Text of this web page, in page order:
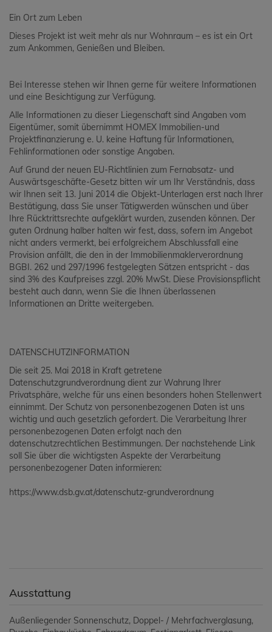
Ein Ort zum Leben
Dieses Projekt ist weit mehr als nur Wohnraum – es ist ein Ort
zum Ankommen, Genießen und Bleiben.
Bei Interesse stehen wir Ihnen gerne für weitere Informationen
und eine Besichtigung zur Verfügung.
Alle Informationen zu dieser Liegenschaft sind Angaben vom
Eigentümer, somit übernimmt HOMEX Immobilien-und
Projektfinanzierung e. U. keine Haftung für Informationen,
Fehlinformationen oder sonstige Angaben.
Auf Grund der neuen EU-Richtlinien zum Fernabsatz- und
Auswärtsgeschäfte-Gesetz bitten wir um Ihr Verständnis, dass
wir Ihnen seit 13. Juni 2014 die Objekt-Unterlagen erst nach Ihrer
Bestätigung, dass Sie unser Tätigwerden wünschen und über
Ihre Rücktrittsrechte aufgeklärt wurden, zusenden können. Der
guten Ordnung halber halten wir fest, dass, sofern im Angebot
nicht anders vermerkt, bei erfolgreichem Abschlussfall eine
Provision anfällt, die den in der Immobilienmaklerverordnung
BGBI. 262 und 297/1996 festgelegten Sätzen entspricht - das
sind 3% des Kaufpreises zzgl. 20% MwSt. Diese Provisionspflicht
besteht auch dann, wenn Sie die Ihnen überlassenen
Informationen an Dritte weitergeben.
DATENSCHUTZINFORMATION
Die seit 25. Mai 2018 in Kraft getretene
Datenschutzgrundverordnung dient zur Wahrung Ihrer
Privatsphäre, welche für uns einen besonders hohen Stellenwert
einnimmt. Der Schutz von personenbezogenen Daten ist uns
wichtig und auch gesetzlich gefordert. Die Verarbeitung Ihrer
personenbezogenen Daten erfolgt nach den
datenschutzrechtlichen Bestimmungen. Der nachstehende Link
soll Sie über die wichtigsten Aspekte der Verarbeitung
personenbezogener Daten informieren:
https://www.dsb.gv.at/datenschutz-grundverordnung
Ausstattung
Außenliegender Sonnenschutz Doppel- / Mehrfachverglasung